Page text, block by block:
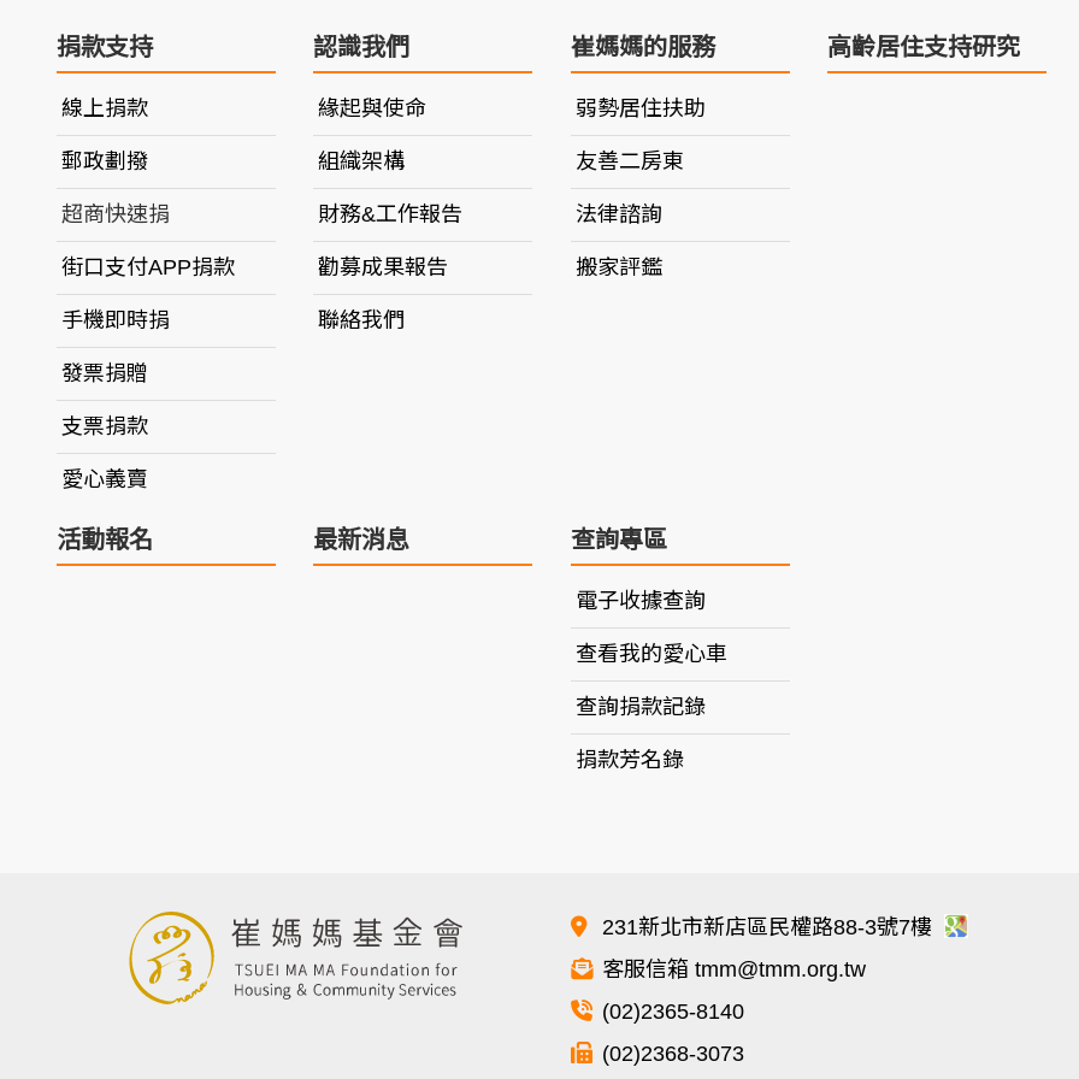
捐款支持
線上捐款
郵政劃撥
超商快速捐
街口支付APP捐款
手機即時捐
發票捐贈
支票捐款
愛心義賣
認識我們
緣起與使命
組織架構
財務&工作報告
勸募成果報告
聯絡我們
崔媽媽的服務
弱勢居住扶助
友善二房東
法律諮詢
搬家評鑑
高齡居住支持研究
活動報名 最新消息 查詢專區
電子收據查詢
查看我的愛心車
查詢捐款記錄
捐款芳名錄
231新北市新店區民權路88-3號7樓
客服信箱 tmm@tmm.org.tw
(02)2365-8140
(02)2368-3073